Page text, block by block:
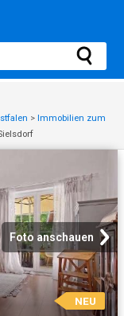
> Immobilien zum
Foto anschauen
NEU